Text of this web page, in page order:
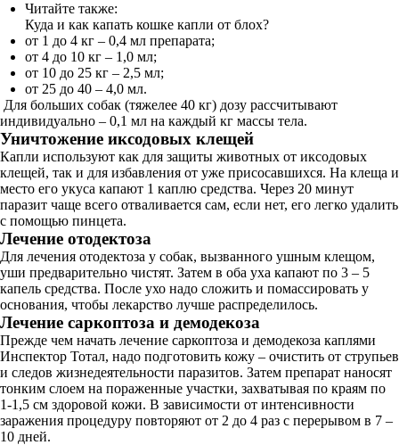
Читайте также:
Куда и как капать кошке капли от блох?
от 1 до 4 кг – 0,4 мл препарата;
от 4 до 10 кг – 1,0 мл;
от 10 до 25 кг – 2,5 мл;
от 25 до 40 – 4,0 мл.
Для больших собак (тяжелее 40 кг) дозу рассчитывают
индивидуально – 0,1 мл на каждый кг массы тела.
Уничтожение иксодовых клещей
Капли используют как для защиты животных от иксодовых
клещей, так и для избавления от уже присосавшихся. На клеща и
место его укуса капают 1 каплю средства. Через 20 минут
паразит чаще всего отваливается сам, если нет, его легко удалить
с помощью пинцета.
Лечение отодектоза
Для лечения отодектоза у собак, вызванного ушным клещом,
уши предварительно чистят. Затем в оба уха капают по 3 – 5
капель средства. После ухо надо сложить и помассировать у
основания, чтобы лекарство лучше распределилось.
Лечение саркоптоза и демодекоза
Прежде чем начать лечение саркоптоза и демодекоза каплями
Инспектор Тотал, надо подготовить кожу – очистить от струпьев
и следов жизнедеятельности паразитов. Затем препарат наносят
тонким слоем на пораженные участки, захватывая по краям по
1-1,5 см здоровой кожи. В зависимости от интенсивности
заражения процедуру повторяют от 2 до 4 раз с перерывом в 7 –
10 дней.